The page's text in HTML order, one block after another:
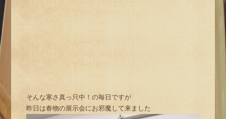
そんな寒さ真っ只中！の毎日ですが
昨日は春物の展示会にお邪魔して来ました